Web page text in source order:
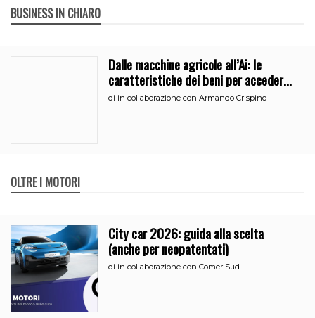
BUSINESS IN CHIARO
Dalle macchine agricole all’Ai: le
caratteristiche dei beni per accedere
all’iperammortamento
di in collaborazione con Armando Crispino
OLTRE I MOTORI
City car 2026: guida alla scelta
(anche per neopatentati)
di in collaborazione con Comer Sud